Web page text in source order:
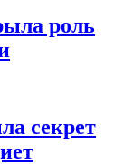
роль
секрет